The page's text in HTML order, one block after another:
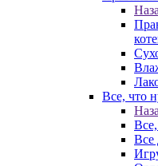
Все, что
Все